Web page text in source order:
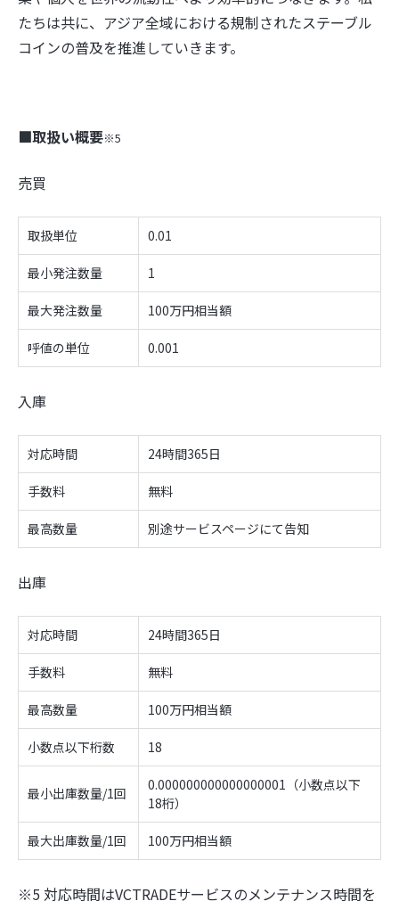
たちは共に、アジア全域における規制されたステーブル
コインの普及を推進していきます。
■取扱い概要※5
売買
取扱単位 0.01
最小発注数量 1
最大発注数量 100万円相当額
呼値の単位 0.001
入庫
対応時間 24時間365日
手数料 無料
最高数量 別途サービスページにて告知
出庫
対応時間 24時間365日
手数料 無料
最高数量 100万円相当額
小数点以下桁数 18
最小出庫数量/1回
0.000000000000000001（小数点以下
18桁）
最大出庫数量/1回 100万円相当額
※5 対応時間はVCTRADEサービスのメンテナンス時間を